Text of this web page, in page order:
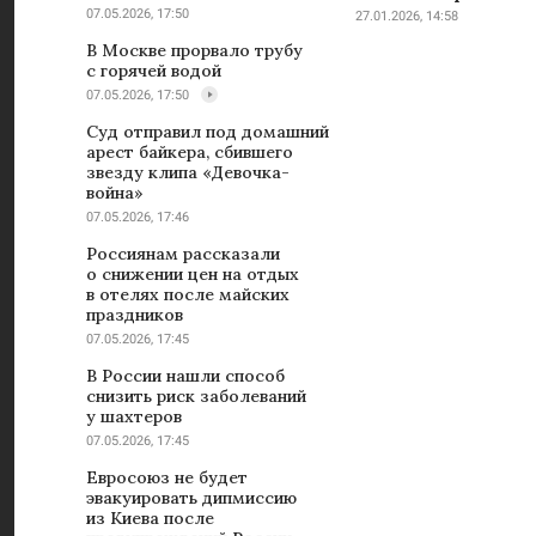
07.05.2026, 17:50
В Москве прорвало трубу
с горячей водой
07.05.2026, 17:50
Суд отправил под домашний
арест байкера, сбившего
звезду клипа «Девочка-
война»
07.05.2026, 17:46
Россиянам рассказали
о снижении цен на отдых
в отелях после майских
праздников
07.05.2026, 17:45
В России нашли способ
снизить риск заболеваний
у шахтеров
07.05.2026, 17:45
Евросоюз не будет
эвакуировать дипмиссию
из Киева после
27.01.2026, 14:58